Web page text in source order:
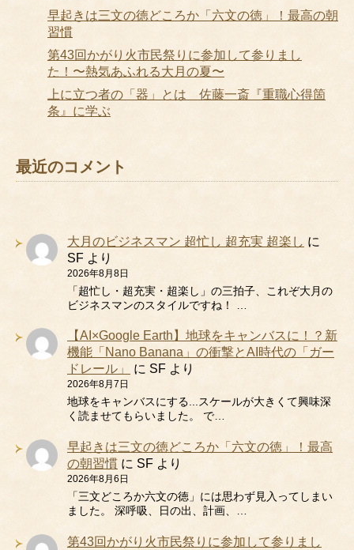
早起きは三文の徳どころか「六文の徳」！最高の朝
習慣
第43回かがり火市民祭りに参加して参りまし
た！〜熱気あふれる大月の夏〜
上に立つ者の「器」とは 佐藤一斎『重職心得箇
条』に学ぶ
最近のコメント
大月のビジネスマン 超忙し 超充実 超楽し に
SF より
2026年8月8日
「超忙し・超充実・超楽し」の三拍子、これぞ大月の
ビジネスマンのスタイルですね！ …
【AI×Google Earth】地球をキャンバスに！？新
機能「Nano Banana」の衝撃とAI時代の「ガー
ドレール」
に SF より
2026年8月7日
地球をキャンバスにする...スケールが大きくて興味深
く読ませてもらいました。 で…
早起きは三文の徳どころか「六文の徳」！最高
の朝習慣 に SF より
2026年8月6日
「三文どころか六文の徳」には思わず見入ってしまい
ました。 深呼吸、日の出、計画、…
第43回かがり火市民祭りに参加して参りまし